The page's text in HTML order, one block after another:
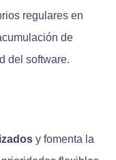
regulares en
de
del software.
y fomenta la